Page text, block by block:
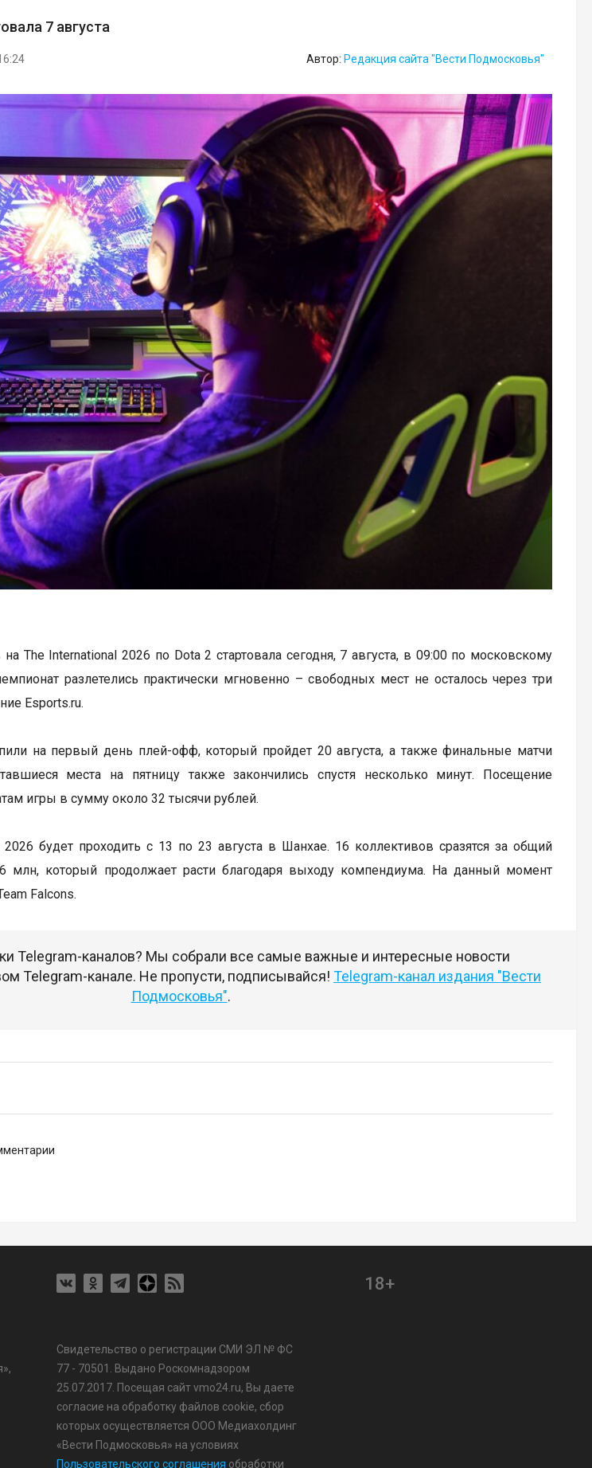
7 августа
Автор: Редакция сайта "Вести Подмосковья"
The International 2026 по Dota 2 стартовала сегодня, 7 августа, в 09:00 по московскому
разлетелись практически мгновенно – свободных мест не осталось через три
Esports.ru.
на первый день плей-офф, который пройдет 20 августа, а также финальные матчи
места на пятницу также закончились спустя несколько минут. Посещение
игры в сумму около 32 тысячи рублей.
будет проходить с 13 по 23 августа в Шанхае. 16 коллективов сразятся за общий
млн, который продолжает расти благодаря выходу компендиума. На данный момент
Falcons.
Telegram-каналов? Мы собрали все самые важные и интересные новости
Telegram-канале. Не пропусти, подписывайся! Telegram-канал издания "Вести
Подмосковья".
18+
Свидетельство о регистрации СМИ ЭЛ № ФС
77 - 70501. Выдано Роскомнадзором
25.07.2017. Посещая сайт vmo24.ru, Вы даете
согласие на обработку файлов cookie, сбор
которых осуществляется ООО Медиахолдинг
«Вести Подмосковья» на условиях
Пользовательского соглашения обработки